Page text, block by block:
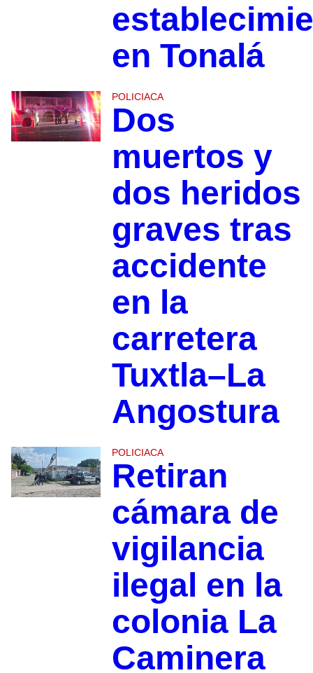
en Tonalá
POLICIACA
Dos
muertos y
dos heridos
graves tras
accidente
en la
carretera
Tuxtla–La
Angostura
POLICIACA
Retiran
cámara de
vigilancia
ilegal en la
colonia La
Caminera